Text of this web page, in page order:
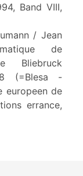
Band VIII,
/ Jean
de
Bliebruck
(=Blesa -
europeen de
errance,